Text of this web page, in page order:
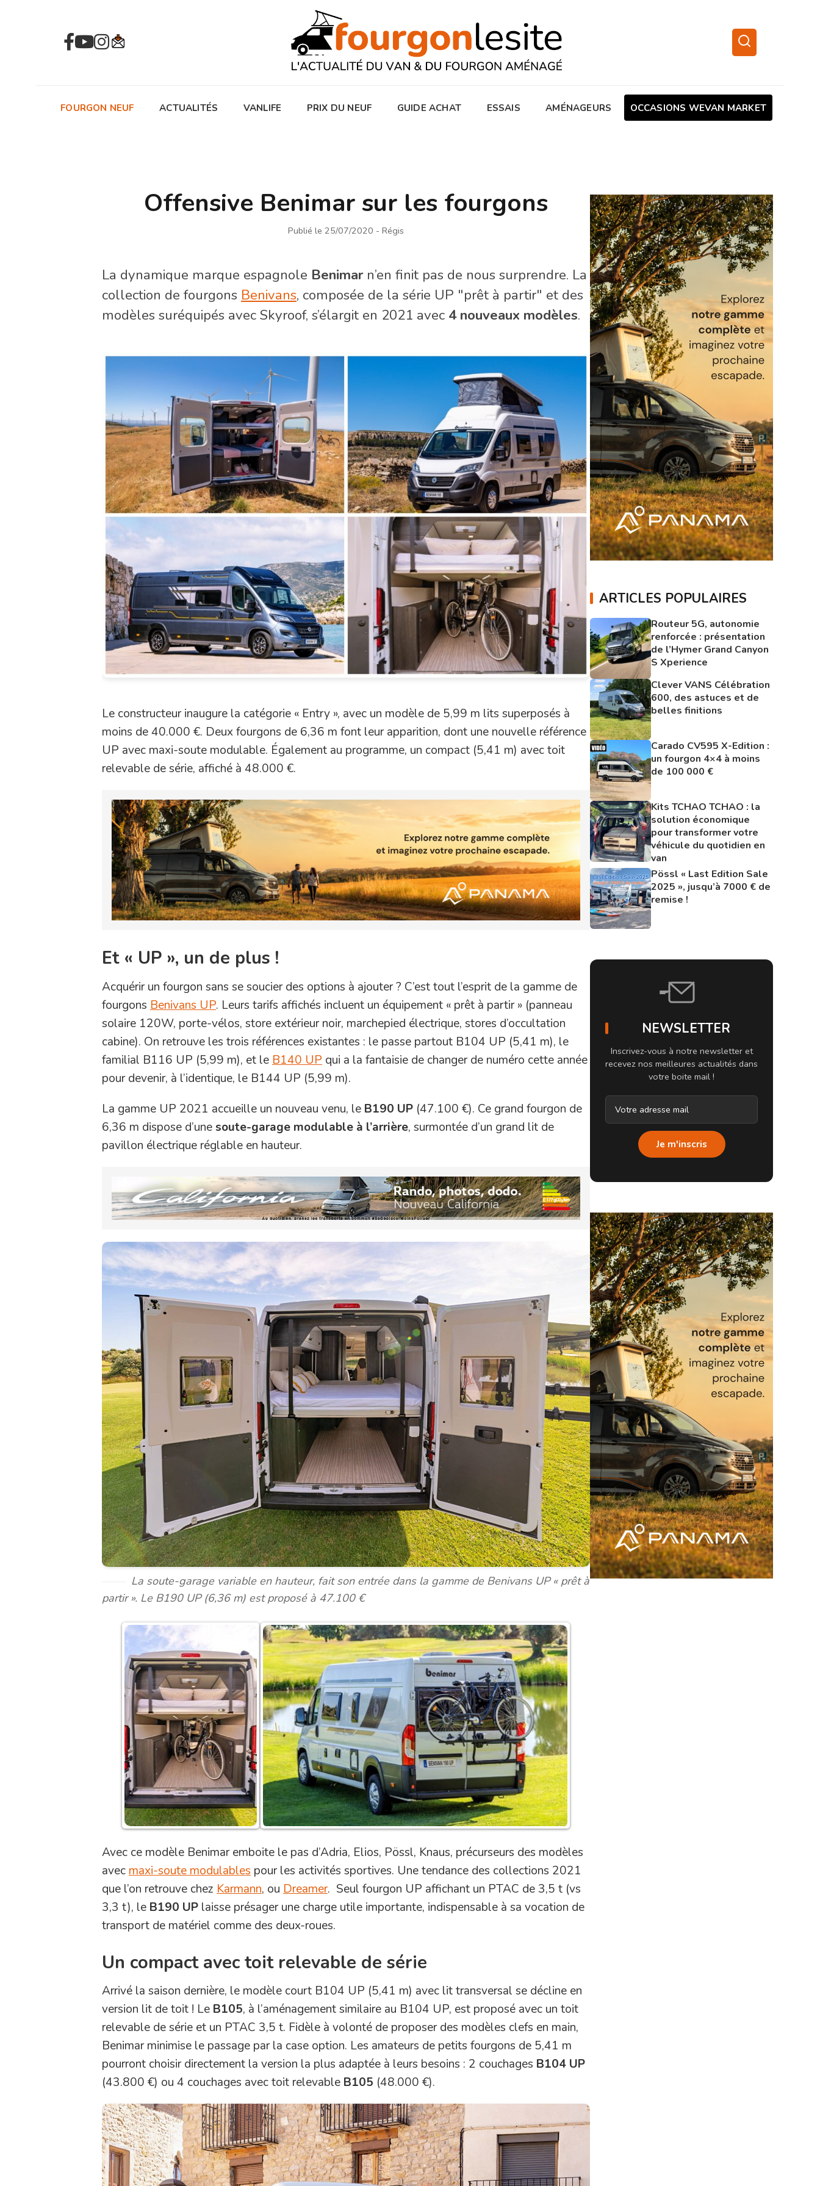
FOURGON NEUF ACTUALITÉS VANLIFE PRIX DU NEUF GUIDE ACHAT ESSAIS AMÉNAGEURS OCCASIONS WEVAN MARKET
Offensive Benimar sur les fourgons
Publié le 25/07/2020 - Régis
La dynamique marque espagnole Benimarn’en finit pas de nous surprendre. La
collection de fourgons Benivans, composée de la série UP "prêt à partir" et des
modèles suréquipés avec Skyroof, s’élargit en 2021 avec 4 nouveaux modèles.
Le constructeur inaugure la catégorie « Entry », avec un modèle de 5,99 m lits superposés à
moins de 40.000 €. Deux fourgons de 6,36 m font leur apparition, dont une nouvelle référence
UP avec maxi-soute modulable. Également au programme, un compact (5,41 m) avec toit
relevable de série, affiché à 48.000 €.
Et « UP », un de plus !
Acquérir un fourgon sans se soucier des options à ajouter ? C’est tout l’esprit de la gamme de
fourgons Benivans UP. Leurs tarifs affichés incluent un équipement « prêt à partir » (panneau
solaire 120W, porte-vélos, store extérieur noir, marchepied électrique, stores d’occultation
cabine). On retrouve les trois références existantes : le passe partout B104 UP (5,41 m), le
familial B116 UP (5,99 m), et le B140 UP qui a la fantaisie de changer de numéro cette année
pour devenir, à l’identique, le B144 UP (5,99 m).
La gamme UP 2021 accueille un nouveau venu, le B190 UP (47.100 €). Ce grand fourgon de
6,36 m dispose d’une soute-garage modulable à l’arrière, surmontée d’un grand lit de
pavillon électrique réglable en hauteur.
La soute-garage variable en hauteur, fait son entrée dans la gamme de Benivans UP « prêt à
partir ». Le B190 UP (6,36 m) est proposé à 47.100 €
Avec ce modèle Benimar emboite le pas d’Adria, Elios, Pössl, Knaus, précurseurs des modèles
avec maxi-soute modulables pour les activités sportives. Une tendance des collections 2021
que l’on retrouve chez Karmann, ou Dreamer. Seul fourgon UP affichant un PTAC de 3,5 t (vs
3,3 t), le B190 UP laisse présager une charge utile importante, indispensable à sa vocation de
transport de matériel comme des deux-roues.
Un compact avec toit relevable de série
Arrivé la saison dernière, le modèle court B104 UP (5,41 m) avec lit transversal se décline en
version lit de toit ! Le B105, à l’aménagement similaire au B104 UP, est proposé avec un toit
relevable de série et un PTAC 3,5 t. Fidèle à volonté de proposer des modèles clefs en main,
Benimar minimise le passage par la case option. Les amateurs de petits fourgons de 5,41 m
pourront choisir directement la version la plus adaptée à leurs besoins : 2 couchages B104 UP
(43.800 €) ou 4 couchages avec toit relevable B105 (48.000 €).
ARTICLES POPULAIRES
Routeur 5G, autonomie
renforcée : présentation
de l’Hymer Grand Canyon
S Xperience
Clever VANS Célébration
600, des astuces et de
belles finitions
Carado CV595 X-Edition :
un fourgon 4×4 à moins
de 100 000 €
Kits TCHAO TCHAO : la
solution économique
pour transformer votre
véhicule du quotidien en
van
Pössl « Last Edition Sale
2025 », jusqu’à 7000 € de
remise !
NEWSLETTER
Inscrivez-vous à notre newsletter et
recevez nos meilleures actualités dans
votre boite mail !
Je m'inscris